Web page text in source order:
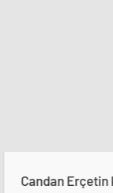
Candan Erçetin